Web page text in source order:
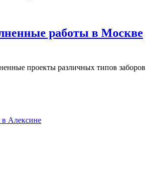
работы в Москве
проекты различных типов заборов